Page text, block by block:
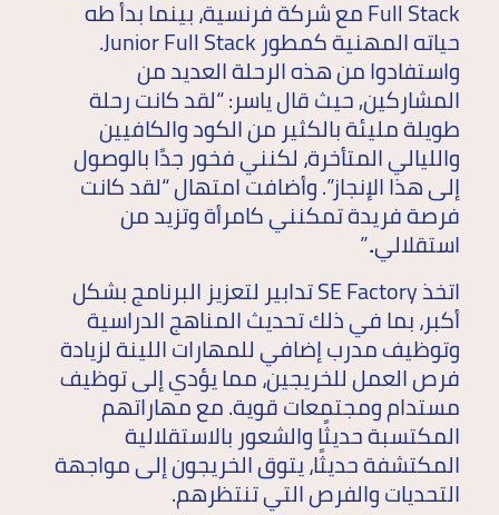
Full Stack مع شركة فرنسية، بينما بدأ طه
حياته المهنية كمطور Junior Full Stack.
واستفادوا من هذه الرحلة العديد من
المشاركين, حيث قال ياسر: “لقد كانت رحلة
طويلة مليئة بالكثير من الكود والكافيين
والليالي المتأخرة، لكنني فخور جدًا بالوصول
إلى هذا الإنجاز”. وأضافت امتهال “لقد كانت
فرصة فريدة تمكنني كامرأة وتزيد من
استقلالي..”
اتخذ SE Factory تدابير لتعزيز البرنامج بشكل
أكبر، بما في ذلك تحديث المناهج الدراسية
وتوظيف مدرب إضافي للمهارات اللينة لزيادة
فرص العمل للخريجين، مما يؤدي إلى توظيف
مستدام ومجتمعات قوية. مع مهاراتهم
المكتسبة حديثًا والشعور بالاستقلالية
المكتشفة حديثًا، يتوق الخريجون إلى مواجهة
التحديات والفرص التي تنتظرهم.